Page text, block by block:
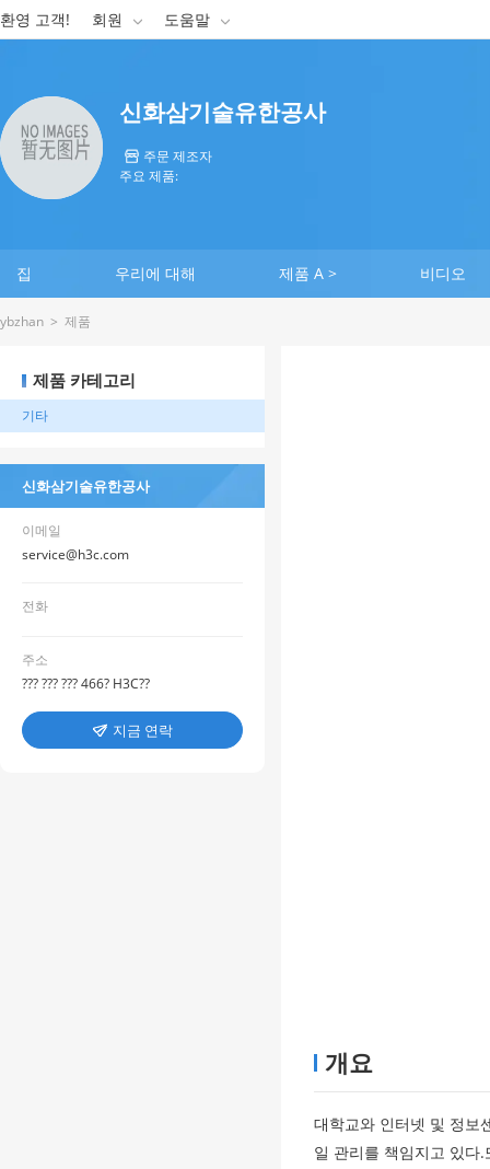
환영 고객! 회원  도움말 
신화삼기술유한공사
 주문 제조자
주요 제품:
집 우리에 대해 제품 A > 비디오
ybzhan > 제품
제품 카테고리
기타
신화삼기술유한공사
이메일
service@h3c.com
전화
주소
??? ??? ??? 466? H3C??
 지금 연락
개요
대학교와 인터넷 및 정보
일 관리를 책임지고 있다